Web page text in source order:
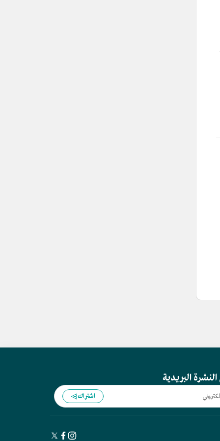
البريدية
اشتراك